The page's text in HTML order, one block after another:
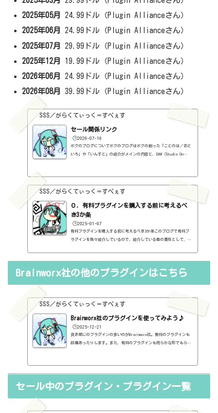
2025年05月
24.99ドル（Plugin Allianceさん）
2025年06月
24.99ドル（Plugin Allianceさん）
2025年07月
29.99ドル（Plugin Allianceさん）
2025年12月
19.99ドル（Plugin Allianceさん）
2026年06月
24.99ドル（Plugin Allianceさん）
2026年08月
39.99ドル（Plugin Allianceさん）
SSS／がらくてぃっく＝すぺぇす
セール関係リンク
🕒️2026-07-19
ボクのブログについてボクのブログはボクの創った「ことのは／おと
いろ」や「いんすと」の紹介がメインの内容と、DAW（Studio On
録はしていますし、セールしているプラグインはブログの最初の方に
表示するように（編集したら、自動的に最初の方に表示されてるだけ
ですが・・...
SSS／がらくてぃっく＝すぺぇす
０．有料プラグインを購入する前に考えるべ
き3か条
🕒️2025-01-07
有料プラグインを購入する前に考えるべき3か条このブログで有料プ
ラグインを色々紹介しているので、紹介している者の責任として、有
ンの中には、なぜ、これが無料なんだろう？と驚くような性能のもの
もの...
Brainworx社の他のプラグインはこちら
SSS／がらくてぃっく＝すぺぇす
Brainworx社のプラグインを使ってみよう♪
🕒️2025-12-21
良き感じのプラグインの多いのがBrainworx社。無料のプラグインも
結構あったりします。また、有料のプラグインも何らかな形でもらえ
やすいですね（笑）他社の実機をモデリングしたプラグインはbx_じ
ゃないですけど。https://brainworx.audio/あと、Brainworxのプラ
グインには特有の機能がついていることが多いです。https://sss-mu
セール中のプラグイン・プラグイン一覧